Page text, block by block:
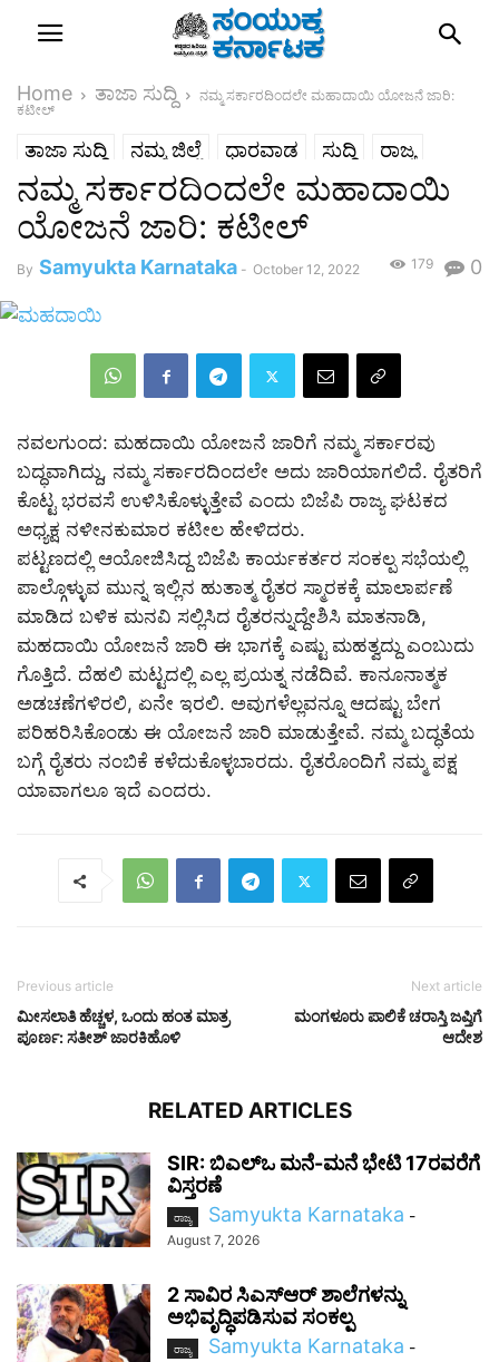
Home ತಾಜಾ ಸುದ್ದಿ
ನಮ್ಮ ಸರ್ಕಾರದಿಂದಲೇ ಮಹಾದಾಯಿ ಯೋಜನೆ ಜಾರಿ:
ಕಟೀಲ್
ತಾಜಾ ಸುದ್ದಿ ನಮ್ಮ ಜಿಲ್ಲೆ ಧಾರವಾಡ ಸುದ್ದಿ ರಾಜ್ಯ
ನಮ್ಮ ಸರ್ಕಾರದಿಂದಲೇ ಮಹಾದಾಯಿ
ಯೋಜನೆ ಜಾರಿ: ಕಟೀಲ್
By Samyukta Karnataka - October 12, 2022 0
179
ನವಲಗುಂದ: ಮಹದಾಯಿ ಯೋಜನೆ ಜಾರಿಗೆ ನಮ್ಮ ಸರ್ಕಾರವು
ಬದ್ಧವಾಗಿದ್ದು, ನಮ್ಮ ಸರ್ಕಾರದಿಂದಲೇ ಅದು ಜಾರಿಯಾಗಲಿದೆ. ರೈತರಿಗೆ
ಕೊಟ್ಟ ಭರವಸೆ ಉಳಿಸಿಕೊಳ್ಳುತ್ತೇವೆ ಎಂದು ಬಿಜೆಪಿ ರಾಜ್ಯ ಘಟಕದ
ಅಧ್ಯಕ್ಷ ನಳೀನಕುಮಾರ ಕಟೀಲ ಹೇಳಿದರು.
ಪಟ್ಟಣದಲ್ಲಿ ಆಯೋಜಿಸಿದ್ದ ಬಿಜೆಪಿ ಕಾರ್ಯಕರ್ತರ ಸಂಕಲ್ಪ ಸಭೆಯಲ್ಲಿ
ಪಾಲ್ಗೊಳ್ಳುವ ಮುನ್ನ ಇಲ್ಲಿನ ಹುತಾತ್ಮ ರೈತರ ಸ್ಮಾರಕಕ್ಕೆ ಮಾಲಾರ್ಪಣೆ
ಮಾಡಿದ ಬಳಿಕ ಮನವಿ ಸಲ್ಲಿಸಿದ ರೈತರನ್ನುದ್ದೇಶಿಸಿ ಮಾತನಾಡಿ,
ಮಹದಾಯಿ ಯೋಜನೆ ಜಾರಿ ಈ ಭಾಗಕ್ಕೆ ಎಷ್ಟು ಮಹತ್ವದ್ದು ಎಂಬುದು
ಗೊತ್ತಿದೆ. ದೆಹಲಿ ಮಟ್ಟದಲ್ಲಿ ಎಲ್ಲ ಪ್ರಯತ್ನ ನಡೆದಿವೆ. ಕಾನೂನಾತ್ಮಕ
ಅಡಚಣೆಗಳಿರಲಿ, ಏನೇ ಇರಲಿ. ಅವುಗಳೆಲ್ಲವನ್ನೂ ಆದಷ್ಟು ಬೇಗ
ಪರಿಹರಿಸಿಕೊಂಡು ಈ ಯೋಜನೆ ಜಾರಿ ಮಾಡುತ್ತೇವೆ. ನಮ್ಮ ಬದ್ಧತೆಯ
ಬಗ್ಗೆ ರೈತರು ನಂಬಿಕೆ ಕಳೆದುಕೊಳ್ಳಬಾರದು. ರೈತರೊಂದಿಗೆ ನಮ್ಮ ಪಕ್ಷ
ಯಾವಾಗಲೂ ಇದೆ ಎಂದರು.
Previous article
ಮೀಸಲಾತಿ ಹೆಚ್ಚಳ, ಒಂದು ಹಂತ ಮಾತ್ರ
ಪೂರ್ಣ: ಸತೀಶ್ ಜಾರಕಿಹೊಳಿ
Next article
ಮಂಗಳೂರು ಪಾಲಿಕೆ ಚರಾಸ್ತಿ ಜಪ್ತಿಗೆ
ಆದೇಶ
RELATED ARTICLES
SIR: ಬಿಎಲ್ಒ ಮನೆ-ಮನೆ ಭೇಟಿ 17ರವರೆಗೆ
ವಿಸ್ತರಣೆ
ರಾಜ್ಯ Samyukta Karnataka -
August 7, 2026
2 ಸಾವಿರ ಸಿಎಸ್‌ಆರ್ ಶಾಲೆಗಳನ್ನು
ಅಭಿವೃದ್ಧಿಪಡಿಸುವ ಸಂಕಲ್ಪ
ರಾಜ್ಯ Samyukta Karnataka -